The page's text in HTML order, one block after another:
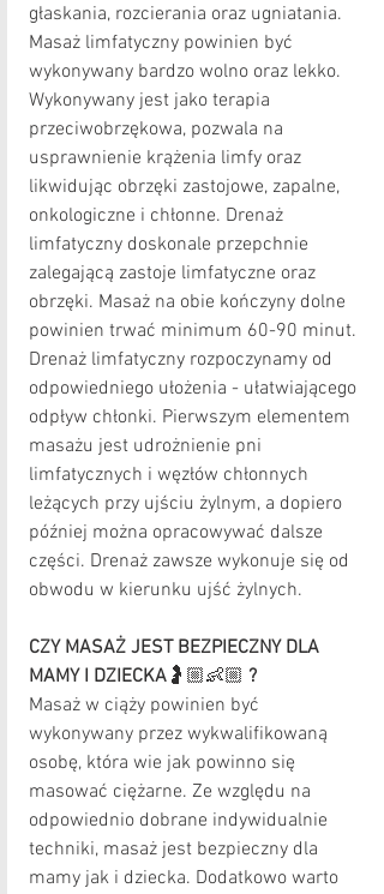
głaskania, rozcierania oraz ugniatania.
Masaż limfatyczny powinien być
wykonywany bardzo wolno oraz lekko.
Wykonywany jest jako terapia
przeciwobrzękowa, pozwala na
usprawnienie krążenia limfy oraz
likwidując obrzęki zastojowe, zapalne,
onkologiczne i chłonne. Drenaż
limfatyczny doskonale przepchnie
zalegającą zastoje limfatyczne oraz
obrzęki. Masaż na obie kończyny dolne
powinien trwać minimum 60-90 minut.
Drenaż limfatyczny rozpoczynamy od
odpowiedniego ułożenia - ułatwiającego
odpływ chłonki. Pierwszym elementem
masażu jest udrożnienie pni
limfatycznych i węzłów chłonnych
leżących przy ujściu żylnym, a dopiero
później można opracowywać dalsze
części. Drenaż zawsze wykonuje się od
obwodu w kierunku ujść żylnych.
CZY MASAŻ JEST BEZPIECZNY DLA
MAMY I DZIECKA 🤰🏼👶🏼 ?
Masaż w ciąży powinien być
wykonywany przez wykwalifikowaną
osobę, która wie jak powinno się
masować ciężarne. Ze względu na
odpowiednio dobrane indywidualnie
techniki, masaż jest bezpieczny dla
mamy jak i dziecka. Dodatkowo warto